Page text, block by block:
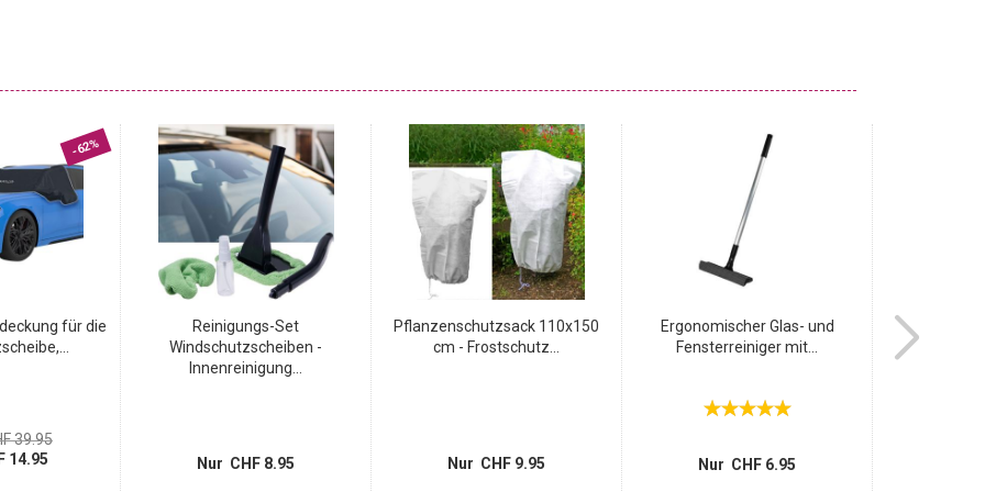
werden.
-62%
für die
39.95
14.95
Reinigungs-Set
Windschutzscheiben -
Innenreinigung...
Nur CHF 8.95
Pflanzenschutzsack 110x150
cm - Frostschutz...
Nur CHF 9.95
Ergonomischer Glas- und
Fensterreiniger mit...
Nur CHF 6.95